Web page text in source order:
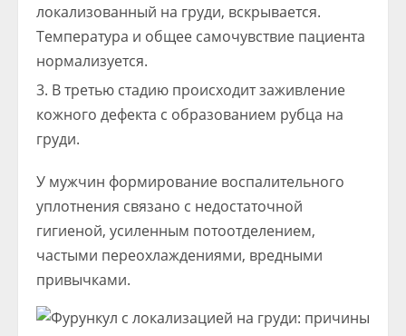
локализованный на груди, вскрывается.
Температура и общее самочувствие пациента
нормализуется.
В третью стадию происходит заживление
кожного дефекта с образованием рубца на
груди.
У мужчин формирование воспалительного
уплотнения связано с недостаточной
гигиеной, усиленным потоотделением,
частыми переохлаждениями, вредными
привычками.